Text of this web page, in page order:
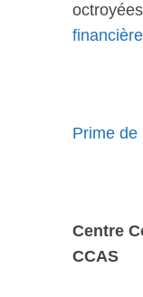
Prime de
Centre
CCAS